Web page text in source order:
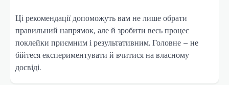
Ці рекомендації допоможуть вам не лише обрати
правильний напрямок, але й зробити весь процес
поклейки приємним і результативним. Головне – не
бійтеся експериментувати й вчитися на власному
досвіді.